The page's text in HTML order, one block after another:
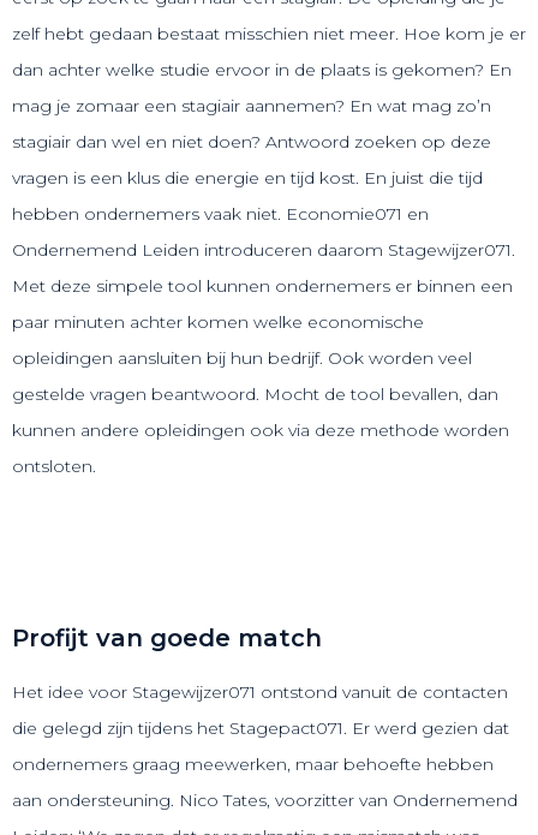
zelf hebt gedaan bestaat misschien niet meer. Hoe kom je er
dan achter welke studie ervoor in de plaats is gekomen? En
mag je zomaar een stagiair aannemen? En wat mag zo’n
stagiair dan wel en niet doen? Antwoord zoeken op deze
vragen is een klus die energie en tijd kost. En juist die tijd
hebben ondernemers vaak niet. Economie071 en
Ondernemend Leiden introduceren daarom Stagewijzer071.
Met deze simpele tool kunnen ondernemers er binnen een
paar minuten achter komen welke economische
opleidingen aansluiten bij hun bedrijf. Ook worden veel
gestelde vragen beantwoord. Mocht de tool bevallen, dan
kunnen andere opleidingen ook via deze methode worden
ontsloten.
Profijt van goede match
Het idee voor Stagewijzer071 ontstond vanuit de contacten
die gelegd zijn tijdens het Stagepact071. Er werd gezien dat
ondernemers graag meewerken, maar behoefte hebben
aan ondersteuning. Nico Tates, voorzitter van Ondernemend